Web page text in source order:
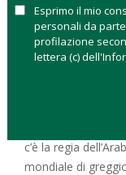
il Wti a quota 38
sprofondati sui
vendite sui titoli
il colore rosso su
La discesa dei
poco a che
c’è la regia
mondiale di
Esprimo il mio
personali da
profilazione
lettera (c)